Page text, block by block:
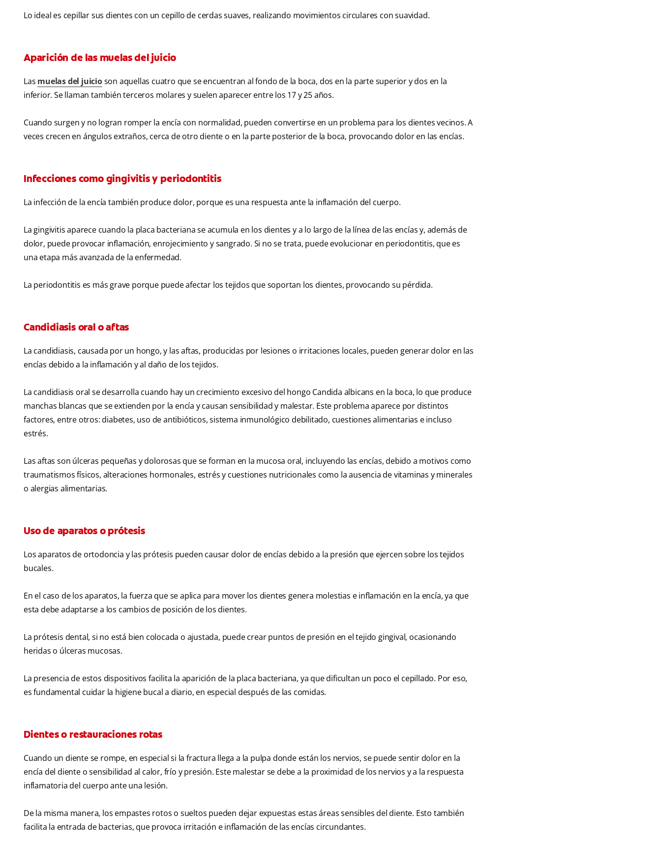
Lo ideal es cepillar sus dientes con un cepillo de cerdas suaves, realizando movimientos circulares con suavidad.
Aparición de las muelas del juicio
Las muelas del juicioson aquellas cuatro que se encuentran al fondo de la boca, dos en la parte superior y dos en la
inferior. Se llaman también terceros molares y suelen aparecer entre los 17 y 25 años.
Cuando surgen y no logran romper la encía con normalidad, pueden convertirse en un problema para los dientes vecinos. A
veces crecen en ángulos extraños, cerca de otro diente o en la parte posterior de la boca, provocando dolor en las encías.
Infecciones como gingivitis y periodontitis
La infección de la encía también produce dolor, porque es una respuesta ante la inflamación del cuerpo.
La gingivitis aparece cuando la placa bacteriana se acumula en los dientes y a lo largo de la línea de las encías y, además de
dolor, puede provocar inflamación, enrojecimiento y sangrado. Si no se trata, puede evolucionar en periodontitis, que es
una etapa más avanzada de la enfermedad.
La periodontitis es más grave porque puede afectar los tejidos que soportan los dientes, provocando su pérdida.
Candidiasis oral o aftas
La candidiasis, causada por un hongo, y las aftas, producidas por lesiones o irritaciones locales, pueden generar dolor en las
encías debido a la inflamación y al daño de los tejidos.
La candidiasis oral se desarrolla cuando hay un crecimiento excesivo del hongo Candida albicans en la boca, lo que produce
manchas blancas que se extienden por la encía y causan sensibilidad y malestar. Este problema aparece por distintos
factores, entre otros: diabetes, uso de antibióticos, sistema inmunológico debilitado, cuestiones alimentarias e incluso
estrés.
Las aftas son úlceras pequeñas y dolorosas que se forman en la mucosa oral, incluyendo las encías, debido a motivos como
traumatismos físicos, alteraciones hormonales, estrés y cuestiones nutricionales como la ausencia de vitaminas y minerales
o alergias alimentarias.
Uso de aparatos o prótesis
Los aparatos de ortodoncia y las prótesis pueden causar dolor de encías debido a la presión que ejercen sobre los tejidos
bucales.
En el caso de los aparatos, la fuerza que se aplica para mover los dientes genera molestias e inflamación en la encía, ya que
esta debe adaptarse a los cambios de posición de los dientes.
La prótesis dental, si no está bien colocada o ajustada, puede crear puntos de presión en el tejido gingival, ocasionando
heridas o úlceras mucosas.
La presencia de estos dispositivos facilita la aparición de la placa bacteriana, ya que dificultan un poco el cepillado. Por eso,
es fundamental cuidar la higiene bucal a diario, en especial después de las comidas.
Dientes o restauraciones rotas
Cuando un diente se rompe, en especial si la fractura llega a la pulpa donde están los nervios, se puede sentir dolor en la
encía del diente o sensibilidad al calor, frío y presión. Este malestar se debe a la proximidad de los nervios y a la respuesta
inflamatoria del cuerpo ante una lesión.
De la misma manera, los empastes rotos o sueltos pueden dejar expuestas estas áreas sensibles del diente. Esto también
facilita la entrada de bacterias, que provoca irritación e inflamación de las encías circundantes.